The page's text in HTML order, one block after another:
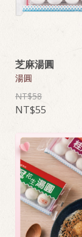
芝麻湯圓
湯圓
58
55